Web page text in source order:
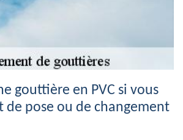
gouttière en PVC si vous
de pose ou de changement